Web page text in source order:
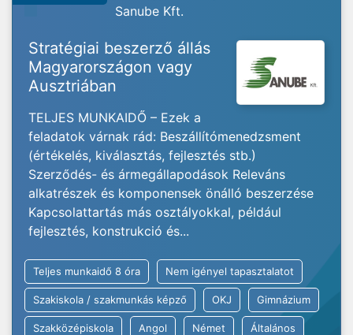
Sanube Kft.
Stratégiai beszerző állás
Magyarországon vagy
Ausztriában
TELJES MUNKAIDŐ – Ezek a
feladatok várnak rád: Beszállítómenedzsment
(értékelés, kiválasztás, fejlesztés stb.)
Szerződés- és ármegállapodások Releváns
alkatrészek és komponensek önálló beszerzése
Kapcsolattartás más osztályokkal, például
fejlesztés, konstrukció és...
Teljes munkaidő 8 óra Nem igényel tapasztalatot
Szakiskola / szakmunkás képző OKJ Gimnázium
Szakközépiskola Angol Német Általános